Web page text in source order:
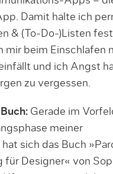
Damit halte ich
& (To-Do-)Listen
mir beim Einschlafen
und ich Angst
zu vergessen.
Gerade im
meiner
sich das Buch
für Designer« von